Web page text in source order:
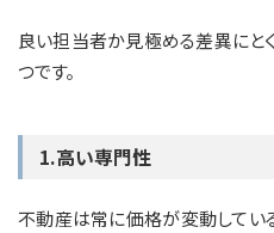
良い担当者か見極める差異にと
つです。
1.高い専門性
不動産は常に価格が変動してい